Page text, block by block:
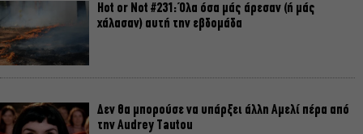
Hot or Not #231: Όλα όσα μάς άρεσαν (ή μάς
χάλασαν) αυτή την εβδομάδα
Δεν θα μπορούσε να υπάρξει άλλη Αμελί πέρα από
την Audrey Tautou